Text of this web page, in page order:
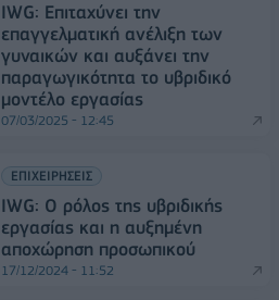
IWG: Επιταχύνει την
επαγγελματική ανέλιξη των
γυναικών και αυξάνει την
παραγωγικότητα το υβριδικό
μοντέλο εργασίας
07/03/2025 - 12:45
ΕΠΙΧΕΙΡΗΣΕΙΣ
IWG: Ο ρόλος της υβριδικής
εργασίας και η αυξημένη
αποχώρηση προσωπικού
17/12/2024 - 11:52